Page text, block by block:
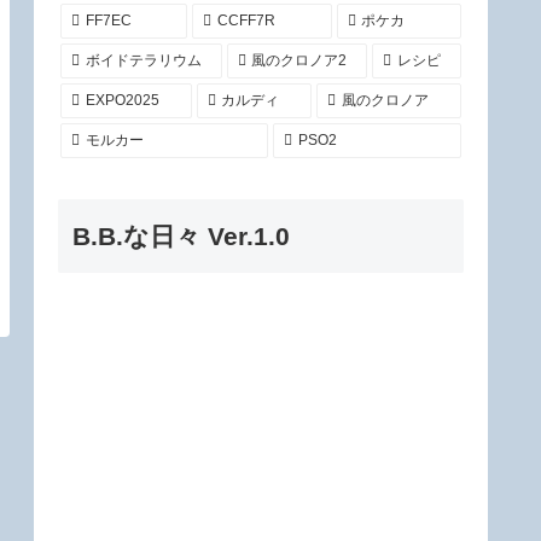
FF7EC CCFF7R ポケカ
ボイドテラリウム 風のクロノア2 レシピ
EXPO2025 カルディ 風のクロノア
モルカー PSO2
B.B.な日々 Ver.1.0